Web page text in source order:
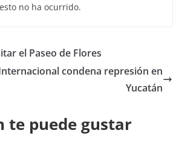
no ha ocurrido.
el Paseo de Flores
condena represión en
Yucatán
te puede gustar